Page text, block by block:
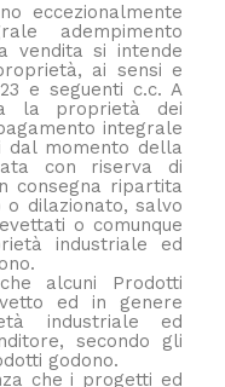
eccezionalmente
adempimento
vendita si intende
ai sensi e
e seguenti c.c. A
la proprietà dei
integrale
dal momento della
con riserva di
consegna ripartita
dilazionato, salvo
o comunque
industriale ed
alcuni Prodotti
ed in genere
industriale ed
secondo gli
godono.
che i progetti ed